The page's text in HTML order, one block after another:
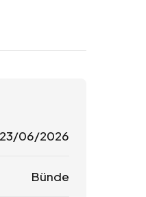
23/06/2026
Bünde